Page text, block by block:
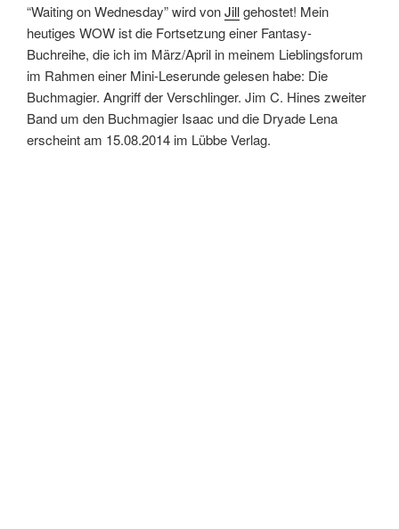
“Waiting on Wednesday” wird vonJillgehostet! Mein
heutiges WOW ist die Fortsetzung einer Fantasy-
Buchreihe, die ich im März/April in meinem Lieblingsforum
im Rahmen einer Mini-Leserunde gelesen habe: Die
Buchmagier. Angriff der Verschlinger. Jim C. Hines zweiter
Band um den Buchmagier Isaac und die Dryade Lena
erscheint am 15.08.2014 im Lübbe Verlag.